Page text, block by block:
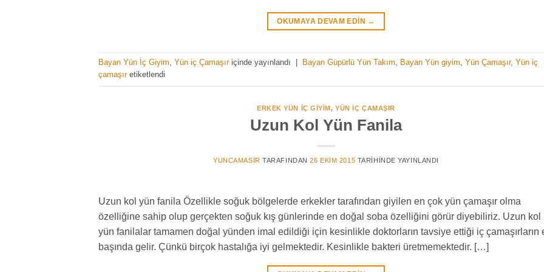
OKUMAYA DEVAM EDIN →
Bayan Yün İç Giyim, Yün iç Çamaşıriçinde yayınlandı Bayan Güpürlü Yün Takım, Bayan Yün giyim, Yün Çamaşır, Yün iç
çamaşıretiketlendi
ERKEK YÜN İÇ GIYIM,YÜN IÇ ÇAMAŞIR
Uzun Kol Yün Fanila
YUNCAMASIR TARAFINDAN 26 EKIM 2015 TARIHINDE YAYINLANDI
Uzun kol yün fanila Özellikle soğuk bölgelerde erkekler tarafından giyilen en çok yün çamaşır olma
özelliğine sahip olup gerçekten soğuk kış günlerinde en doğal soba özelliğini görür diyebiliriz. Uzun kol
yün fanilalar tamamen doğal yünden imal edildiği için kesinlikle doktorların tavsiye ettiği iç çamaşırların
başında gelir. Çünkü birçok hastalığa iyi gelmektedir. Kesinlikle bakteri üretmemektedir. […]